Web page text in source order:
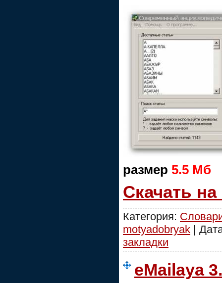
размер 5.5 Мб
Скачать
Категория:
motyadobryak |
закладки
eMailaya